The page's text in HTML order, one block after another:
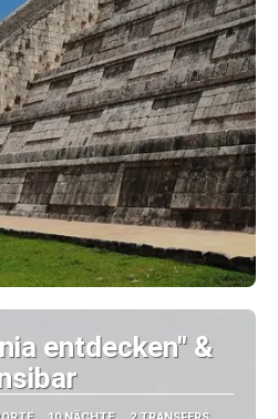
Sehen
entdecken" &